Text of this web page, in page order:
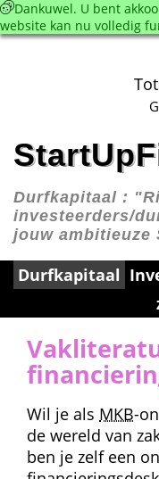
Dankuwel. U bent
website kan nu volledig
Durfkapitaal :
investeerders/
jouw ambitieuze
Durfkapitaal
Wil je als MKB-
de wereld van
ben je zelf een